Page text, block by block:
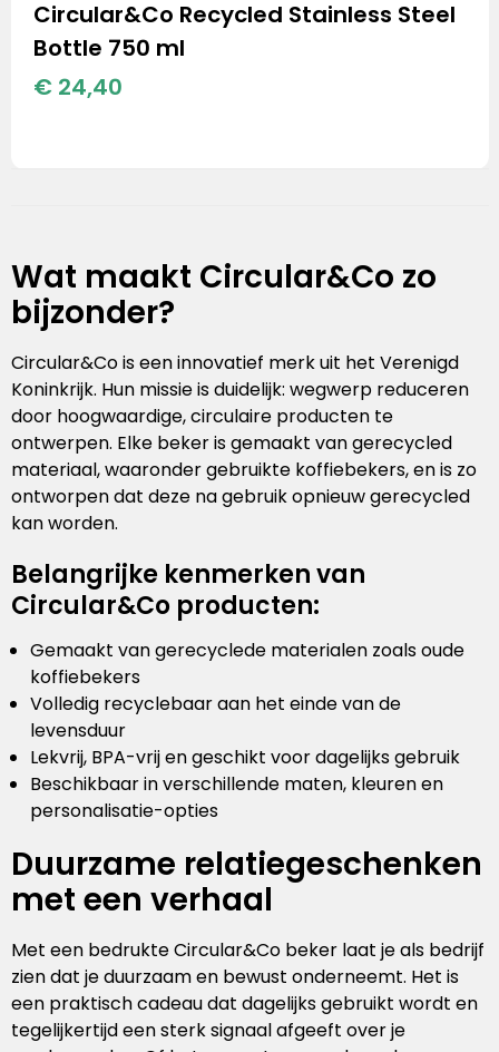
Circular&Co Recycled Stainless Steel
Bottle 750 ml
€ 24,40
Wat maakt Circular&Co zo
bijzonder?
Circular&Co is een innovatief merk uit het Verenigd
Koninkrijk. Hun missie is duidelijk: wegwerp reduceren
door hoogwaardige, circulaire producten te
ontwerpen. Elke beker is gemaakt van gerecycled
materiaal, waaronder gebruikte koffiebekers, en is zo
ontworpen dat deze na gebruik opnieuw gerecycled
kan worden.
Belangrijke kenmerken van
Circular&Co producten:
Gemaakt van gerecyclede materialen zoals oude
koffiebekers
Volledig recyclebaar aan het einde van de
levensduur
Lekvrij, BPA-vrij en geschikt voor dagelijks gebruik
Beschikbaar in verschillende maten, kleuren en
personalisatie-opties
Duurzame relatiegeschenken
met een verhaal
Met een bedrukte Circular&Co beker laat je als bedrijf
zien dat je duurzaam en bewust onderneemt. Het is
een praktisch cadeau dat dagelijks gebruikt wordt en
tegelijkertijd een sterk signaal afgeeft over je